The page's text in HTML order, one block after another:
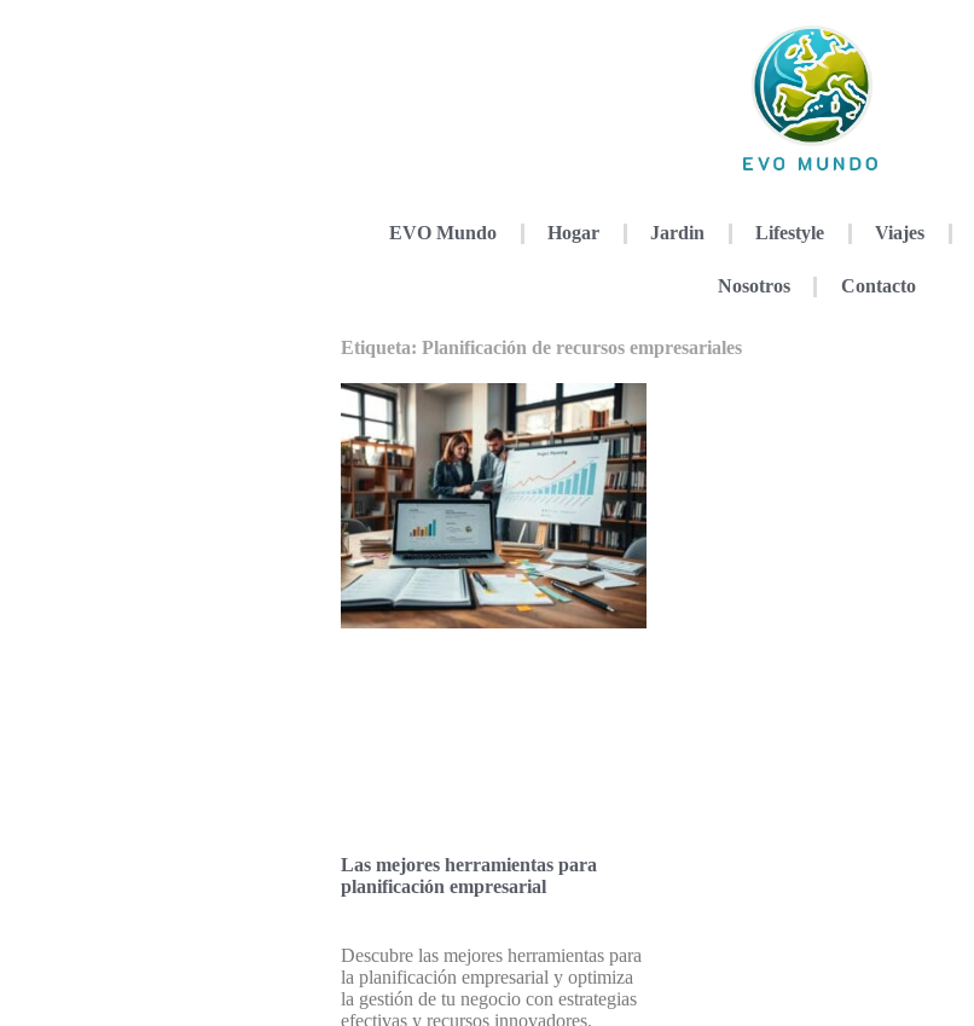
EVO Mundo Hogar Jardin Lifestyle Viajes
Nosotros Contacto
Etiqueta: Planificación de recursos empresariales
Las mejores herramientas para
planificación empresarial
Descubre las mejores herramientas para
la planificación empresarial y optimiza
la gestión de tu negocio con estrategias
efectivas y recursos innovadores.